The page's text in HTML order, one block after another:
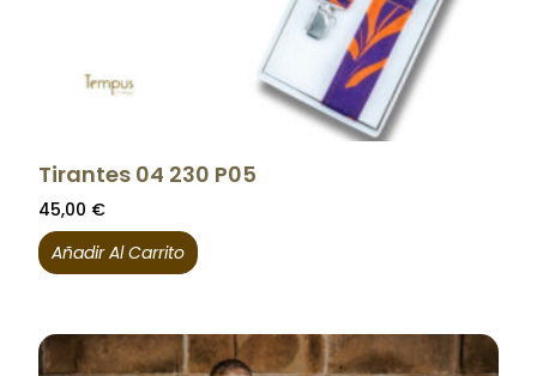
Tirantes 04 230 P05
45,00 €
Añadir Al Carrito